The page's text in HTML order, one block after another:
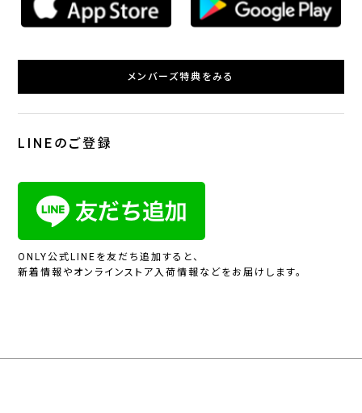
メンバーズ特典をみる
LINEのご登録
ONLY公式LINEを友だち追加すると、
新着情報やオンラインストア入荷情報などをお届けします。